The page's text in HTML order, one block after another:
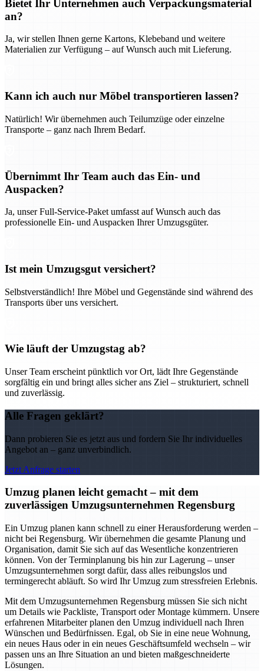
Bietet Ihr Unternehmen auch Verpackungsmaterial
an?
Ja, wir stellen Ihnen gerne Kartons, Klebeband und weitere
Materialien zur Verfügung – auf Wunsch auch mit Lieferung.
Kann ich auch nur Möbel transportieren lassen?
Natürlich! Wir übernehmen auch Teilumzüge oder einzelne
Transporte – ganz nach Ihrem Bedarf.
Übernimmt Ihr Team auch das Ein- und
Auspacken?
Ja, unser Full-Service-Paket umfasst auf Wunsch auch das
professionelle Ein- und Auspacken Ihrer Umzugsgüter.
Ist mein Umzugsgut versichert?
Selbstverständlich! Ihre Möbel und Gegenstände sind während des
Transports über uns versichert.
Wie läuft der Umzugstag ab?
Unser Team erscheint pünktlich vor Ort, lädt Ihre Gegenstände
sorgfältig ein und bringt alles sicher ans Ziel – strukturiert, schnell
und zuverlässig.
Alle Fragen geklärt?
Dann probieren Sie es jetzt aus und fordern Sie Ihr individuelles
Angebot an – ganz unverbindlich.
Jetzt Anfrage starten
Umzug planen leicht gemacht – mit dem
zuverlässigen Umzugsunternehmen Regensburg
Ein Umzug planen kann schnell zu einer Herausforderung werden –
nicht bei Regensburg. Wir übernehmen die gesamte Planung und
Organisation, damit Sie sich auf das Wesentliche konzentrieren
können. Von der Terminplanung bis hin zur Lagerung – unser
Umzugsunternehmen sorgt dafür, dass alles reibungslos und
termingerecht abläuft. So wird Ihr Umzug zum stressfreien Erlebnis.
Mit dem Umzugsunternehmen Regensburg müssen Sie sich nicht
um Details wie Packliste, Transport oder Montage kümmern. Unsere
erfahrenen Mitarbeiter planen den Umzug individuell nach Ihren
Wünschen und Bedürfnissen. Egal, ob Sie in eine neue Wohnung,
ein neues Haus oder in ein neues Geschäftsumfeld wechseln – wir
passen uns an Ihre Situation an und bieten maßgeschneiderte
Lösungen.